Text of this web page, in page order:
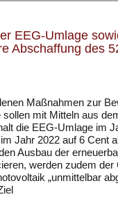
EEG-Umlage
Abschaffung des
Maßnahmen zur
mit Mitteln aus
die EEG-Umlage im
Jahr 2022 auf 6 Cent
Ausbau der
werden zudem der
„unmittelbar